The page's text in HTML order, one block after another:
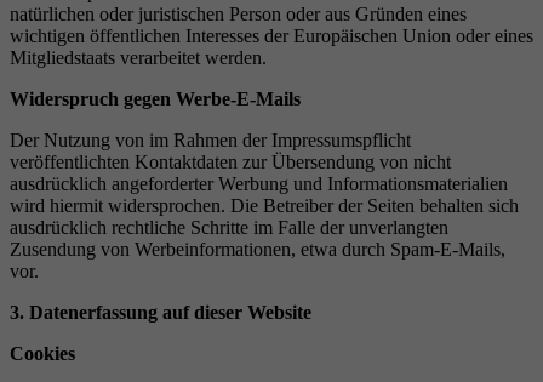
natürlichen oder juristischen Person oder aus Gründen eines
wichtigen öffentlichen Interesses der Europäischen Union oder eines
Mitgliedstaats verarbeitet werden.
Widerspruch gegen Werbe-E-Mails
Der Nutzung von im Rahmen der Impressumspflicht
veröffentlichten Kontaktdaten zur Übersendung von nicht
ausdrücklich angeforderter Werbung und Informationsmaterialien
wird hiermit widersprochen. Die Betreiber der Seiten behalten sich
ausdrücklich rechtliche Schritte im Falle der unverlangten
Zusendung von Werbeinformationen, etwa durch Spam-E-Mails,
vor.
3. Datenerfassung auf dieser Website
Cookies